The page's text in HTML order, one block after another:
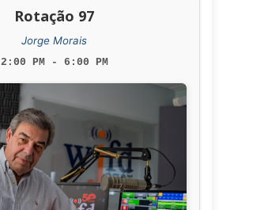
Rotação 97
Jorge Morais
2:00 PM - 6:00 PM